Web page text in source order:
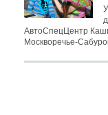
АвтоСпецЦентр
Москворечье-